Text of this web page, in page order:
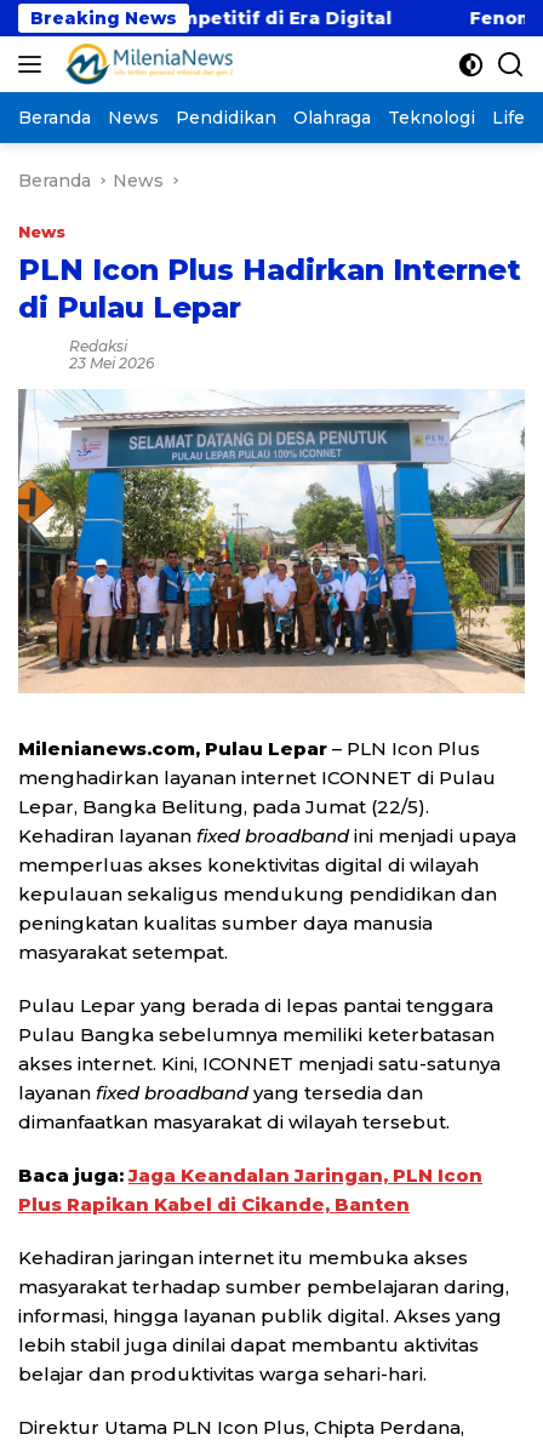
Langsung
ke
konten
Breaking News
Gaji Kompetitif di Era Digital Fenomena
Beranda News Pendidikan Olahraga Teknologi
Beranda News
News
PLN Icon Plus Hadirkan Internet
di Pulau Lepar
Redaksi
23 Mei 2026
Milenianews.com, Pulau Lepar – PLN Icon Plus
menghadirkan layanan internet ICONNET di Pulau
Lepar, Bangka Belitung, pada Jumat (22/5).
Kehadiran layanan fixed broadbandini menjadi upaya
memperluas akses konektivitas digital di wilayah
kepulauan sekaligus mendukung pendidikan dan
peningkatan kualitas sumber daya manusia
masyarakat setempat.
Pulau Lepar yang berada di lepas pantai tenggara
Pulau Bangka sebelumnya memiliki keterbatasan
akses internet. Kini, ICONNET menjadi satu-satunya
layanan fixed broadbandyang tersedia dan
dimanfaatkan masyarakat di wilayah tersebut.
Baca juga:Jaga Keandalan Jaringan, PLN Icon
Plus Rapikan Kabel di Cikande, Banten
Kehadiran jaringan internet itu membuka akses
masyarakat terhadap sumber pembelajaran daring,
informasi, hingga layanan publik digital. Akses yang
lebih stabil juga dinilai dapat membantu aktivitas
belajar dan produktivitas warga sehari-hari.
Direktur Utama PLN Icon Plus, Chipta Perdana,